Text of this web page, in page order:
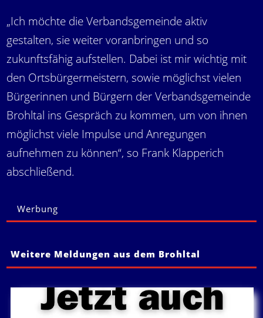
„Ich möchte die Verbandsgemeinde aktiv
gestalten, sie weiter voranbringen und so
zukunftsfähig aufstellen. Dabei ist mir wichtig mit
den Ortsbürgermeistern, sowie möglichst vielen
Bürgerinnen und Bürgern der Verbandsgemeinde
Brohltal ins Gespräch zu kommen, um von ihnen
möglichst viele Impulse und Anregungen
aufnehmen zu können“, so Frank Klapperich
abschließend.
Werbung
Weitere Meldungen aus dem Brohltal